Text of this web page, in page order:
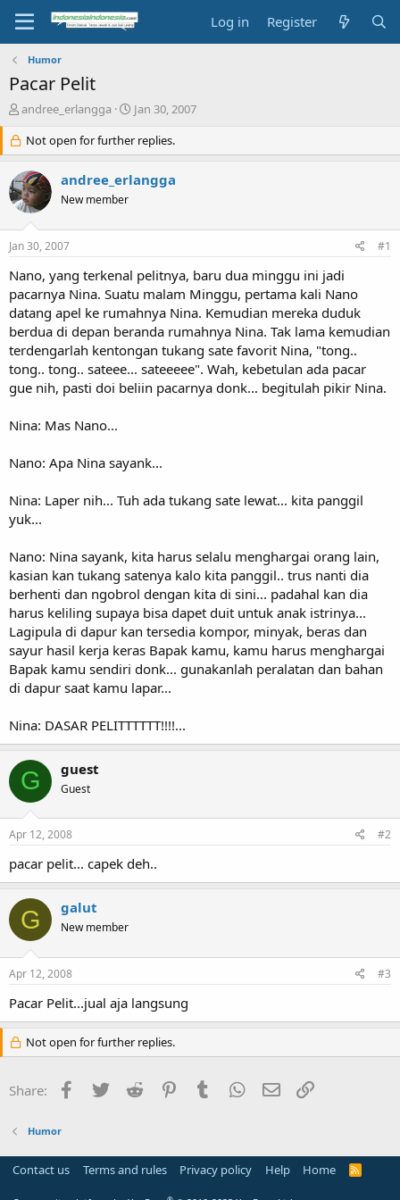
Log in Register
Humor
Pacar Pelit
T
r
e
a
d
s
r
e
r
andree_erlangga
S
a
r
d
Jan 30, 2007
Not open for further replies.
andree_erlangga
New member
Jan 30, 2007 #1
Nano, yang terkenal pelitnya, baru dua minggu ini jadi
pacarnya Nina. Suatu malam Minggu, pertama kali Nano
datang apel ke rumahnya Nina. Kemudian mereka duduk
berdua di depan beranda rumahnya Nina. Tak lama kemudian
terdengarlah kentongan tukang sate favorit Nina, "tong..
tong.. tong.. sateee... sateeeee". Wah, kebetulan ada pacar
gue nih, pasti doi beliin pacarnya donk... begitulah pikir Nina.
Nina: Mas Nano...
Nano: Apa Nina sayank...
Nina: Laper nih... Tuh ada tukang sate lewat... kita panggil
yuk...
Nano: Nina sayank, kita harus selalu menghargai orang lain,
kasian kan tukang satenya kalo kita panggil.. trus nanti dia
berhenti dan ngobrol dengan kita di sini... padahal kan dia
harus keliling supaya bisa dapet duit untuk anak istrinya...
Lagipula di dapur kan tersedia kompor, minyak, beras dan
sayur hasil kerja keras Bapak kamu, kamu harus menghargai
Bapak kamu sendiri donk... gunakanlah peralatan dan bahan
di dapur saat kamu lapar...
Nina: DASAR PELITTTTTT!!!!...
G guest
Guest
Apr 12, 2008 #2
pacar pelit... capek deh..
G galut
New member
Apr 12, 2008 #3
Pacar Pelit...jual aja langsung
Not open for further replies.
Share: Facebook
Twitter Reddit PinterestTumblr WhatsApp
Email
Humor
Contact us Terms and rules Privacy policy Help Home
R